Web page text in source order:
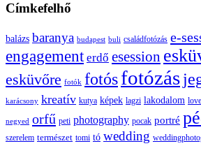
Címkefelhő
balázs baranya budapest buli családfotózás e-
engagement erdő esession
esküvőre fotók fotósfotózás
karácsony kreatív kutya képek lagzi lakodalom love
negyed orfű peti photography pocak portré
szerelem természet tomi tó wedding